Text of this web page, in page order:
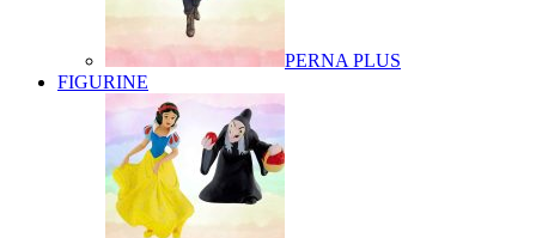
PERNA PLUS
FIGURINE